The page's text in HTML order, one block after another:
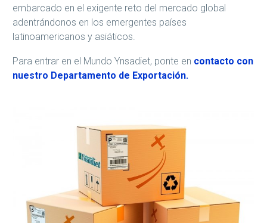
embarcado en el exigente reto del mercado global
adentrándonos en los emergentes países
latinoamericanos y asiáticos.
Para entrar en el Mundo Ynsadiet, ponte en contacto con
nuestro Departamento de Exportación.